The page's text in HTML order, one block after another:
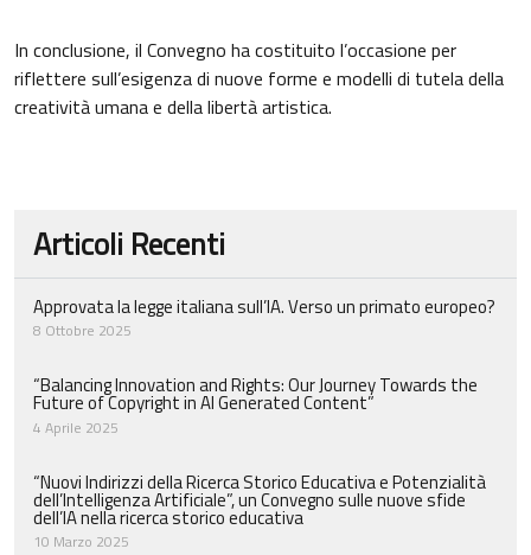
In conclusione, il Convegno ha costituito l’occasione per
riflettere sull’esigenza di nuove forme e modelli di tutela della
creatività umana e della libertà artistica.
Approvata la legge italiana sull’IA. Verso un primato europeo?
8 Ottobre 2025
“Balancing Innovation and Rights: Our Journey Towards the
Future of Copyright in AI Generated Content”
4 Aprile 2025
“Nuovi Indirizzi della Ricerca Storico Educativa e Potenzialità
dell’Intelligenza Artificiale”, un Convegno sulle nuove sfide
dell’IA nella ricerca storico educativa
10 Marzo 2025